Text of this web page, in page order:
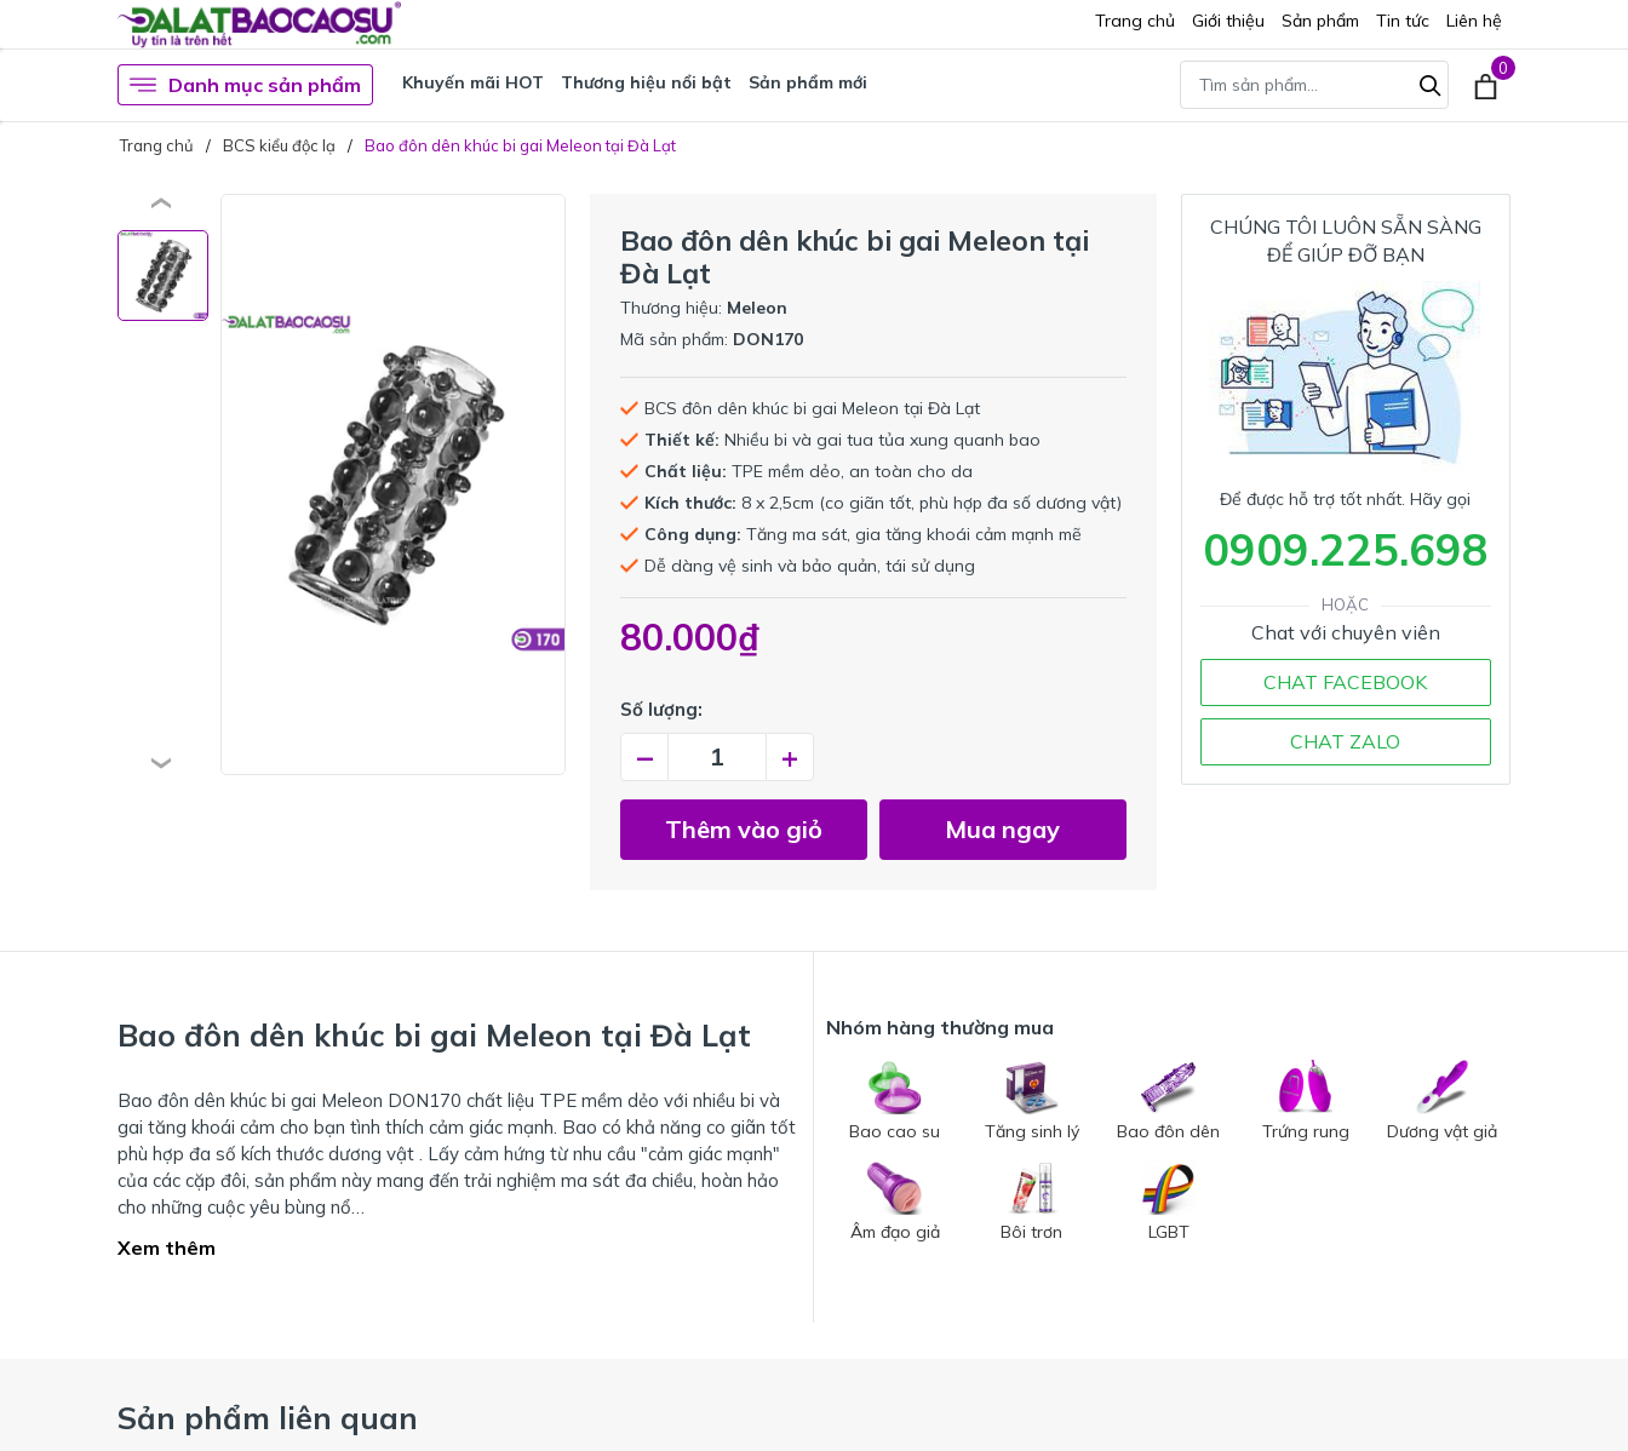
Trang chủ Giới thiệu Sản phẩm Tin tức Liên hệ
Danh mục sản phẩm Khuyến mãi HOT Thương hiệu nổi bật Sản phẩm mới
0
Trang chủ BCS kiểu độc lạ Bao đôn dên khúc bi gai Meleon tại Đà Lạt
Bao đôn dên khúc bi gai Meleon tại
Đà Lạt
Thương hiệu: Meleon
Mã sản phẩm: DON170
BCS đôn dên khúc bi gai Meleon tại Đà Lạt
Thiết kế: Nhiều bi và gai tua tủa xung quanh bao
Chất liệu: TPE mềm dẻo, an toàn cho da
Kích thước: 8 x 2,5cm (co giãn tốt, phù hợp đa số dương vật)
Công dụng: Tăng ma sát, gia tăng khoái cảm mạnh mẽ
Dễ dàng vệ sinh và bảo quản, tái sử dụng
80.000₫
Số lượng:
– +
Thêm vào giỏ Mua ngay
CHÚNG TÔI LUÔN SẴN SÀNG
ĐỂ GIÚP ĐỠ BẠN
Để được hỗ trợ tốt nhất. Hãy gọi
0909.225.698
HOẶC
Chat với chuyên viên
CHAT FACEBOOK
CHAT ZALO
Bao đôn dên khúc bi gai Meleon tại Đà Lạt
Bao đôn dên khúc bi gai Meleon DON170 chất liệu TPE mềm dẻo với nhiều bi và
gai tăng khoái cảm cho bạn tình thích cảm giác mạnh. Bao có khả năng co giãn tốt
phù hợp đa số kích thước dương vật . Lấy cảm hứng từ nhu cầu "cảm giác mạnh"
của các cặp đôi, sản phẩm này mang đến trải nghiệm ma sát đa chiều, hoàn hảo
cho những cuộc yêu bùng nổ…
Xem thêm
Nhóm hàng thường mua
Bao cao su Tăng sinh lý Bao đôn dên Trứng rung Dương vật giả
Âm đạo giả Bôi trơn LGBT
Sản phẩm liên quan